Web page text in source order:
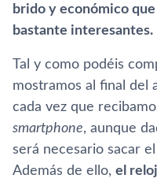
brido y económico
bastante interesantes.
Tal y como podéis
mostramos al final del
cada vez que
smartphone, aunque
será necesario sacar
Además de ello, el